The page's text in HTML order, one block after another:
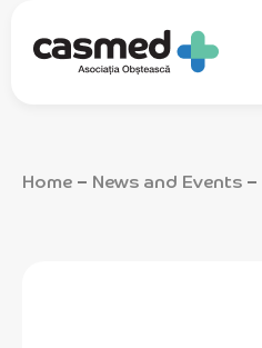
Home – News and Events –